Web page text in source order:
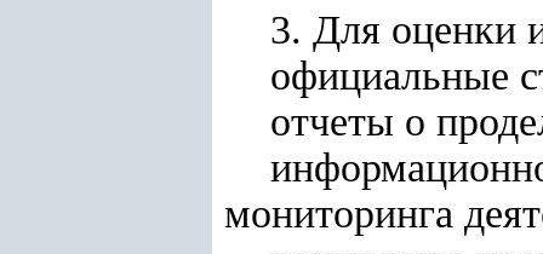
3. Для оценки
официальные
отчеты о
мониторинга